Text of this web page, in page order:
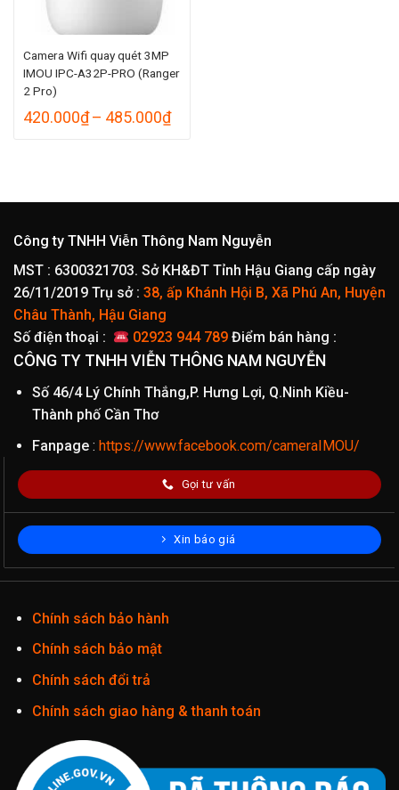
Camera Wifi quay quét 3MP
IMOU IPC-A32P-PRO (Ranger
2 Pro)
420.000₫ – 485.000₫Khoảng
Công ty TNHH Viễn Thông Nam Nguyễn
MST : 6300321703. Sở KH&ĐT Tỉnh Hậu Giang cấp ngày
26/11/2019 Trụ sở : 38, ấp Khánh Hội B, Xã Phú An, Huyện
Châu Thành, Hậu Giang
Số điện thoại :
02923 944 789 Điểm bán hàng :
CÔNG TY TNHH VIỄN THÔNG NAM NGUYỄN
Số 46/4 Lý Chính Thắng,P. Hưng Lợi, Q.Ninh Kiều-
Thành phố Cần Thơ
Fanpage: https://www.facebook.com/cameraIMOU/
Gọi tư vấn
Xin báo giá
Chính sách bảo hành
Chính sách bảo mật
Chính sách đổi trả
Chính sách giao hàng & thanh toán